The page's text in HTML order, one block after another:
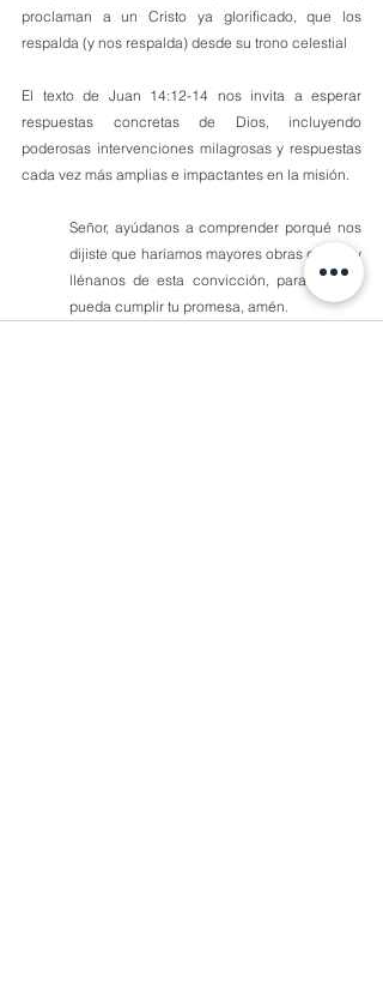
proclaman a un Cristo ya glorificado, que los
respalda (y nos respalda) desde su trono celestial
El texto de Juan 14:12-14 nos invita a esperar
respuestas concretas de Dios, incluyendo
poderosas intervenciones milagrosas y respuestas
cada vez más amplias e impactantes en la misión.
Señor, ayúdanos a comprender porqué nos
dijiste que haríamos mayores obras que Tú y
llénanos de esta convicción, para que se
pueda cumplir tu promesa, amén.